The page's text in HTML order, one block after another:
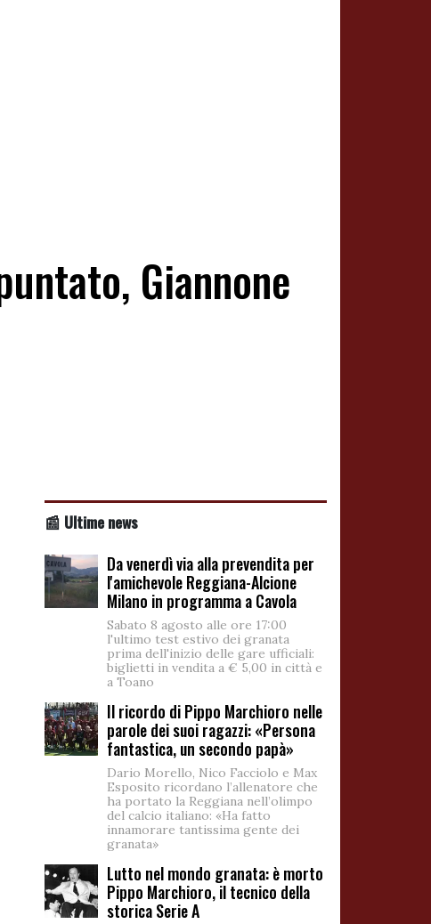
Giannone
📰 Ultime news
Da venerdì via alla prevendita per
l'amichevole Reggiana-Alcione
Milano in programma a Cavola
Sabato 8 agosto alle ore 17:00
l'ultimo test estivo dei granata
prima dell'inizio delle gare ufficiali:
biglietti in vendita a € 5,00 in città e
a Toano
Il ricordo di Pippo Marchioro nelle
parole dei suoi ragazzi: «Persona
fantastica, un secondo papà»
Dario Morello, Nico Facciolo e Max
Esposito ricordano l’allenatore che
ha portato la Reggiana nell’olimpo
del calcio italiano: «Ha fatto
innamorare tantissima gente dei
granata»
Lutto nel mondo granata: è morto
Pippo Marchioro, il tecnico della
storica Serie A